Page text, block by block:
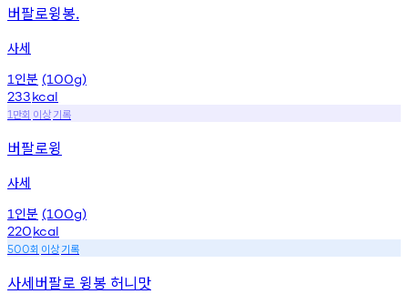
버팔로윙봉.
사세
1 인분 (100g)
233kcal
1 만회 이상기록
버팔로윙
사세
1 인분 (100g)
220kcal
500회 이상기록
사세버팔로 윙봉 허니맛